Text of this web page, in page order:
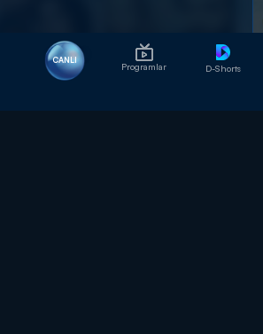
CANLI
Programlar D-Shorts